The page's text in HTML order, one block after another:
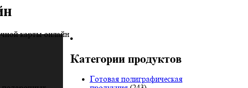
карты онлайн
Категории продуктов
Готовая полиграфическая